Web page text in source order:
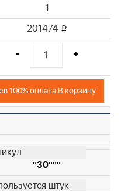
1
201474 i
- +
100% оплата В корзину
"30"""